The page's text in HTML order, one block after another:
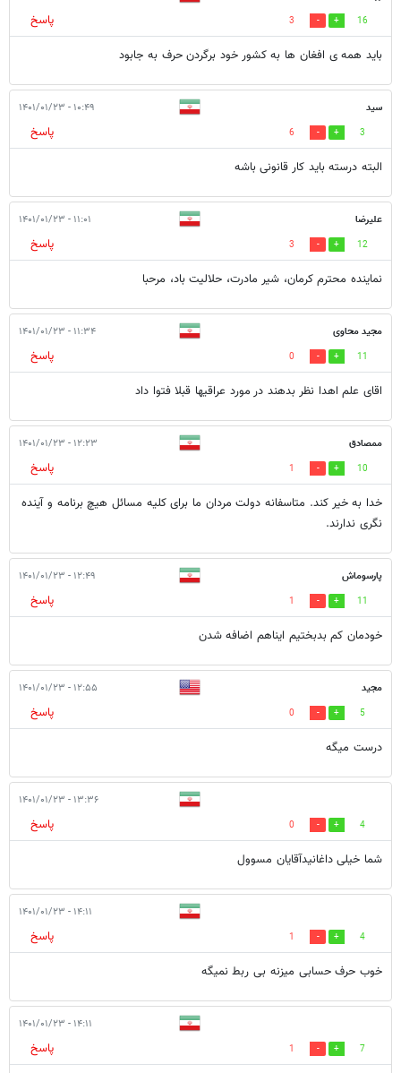
16
3
پاسخ
باید همه ی افغان ها به کشور خود برگردن حرف به جابود
سید ۱۰:۴۹ - ۱۴۰۱/۰۱/۲۳
3
6
پاسخ
البته درسته باید کار قانونی باشه
علیرضا ۱۱:۰۱ - ۱۴۰۱/۰۱/۲۳
12
3
پاسخ
نماینده محترم کرمان، شیر مادرت، حلالیت باد، مرحبا
مجید محاوی ۱۱:۳۴ - ۱۴۰۱/۰۱/۲۳
11
0
پاسخ
اقای علم اهدا نظر بدهند در مورد عراقیها قبلا فتوا داد
ممصادق ۱۲:۲۳ - ۱۴۰۱/۰۱/۲۳
10
1
پاسخ
خدا به خیر کند. متاسفانه دولت مردان ما برای کلیه مسائل هیچ برنامه و آینده
نگری ندارند.
پارسوماش ۱۲:۴۹ - ۱۴۰۱/۰۱/۲۳
11
1
پاسخ
خودمان کم بدبختیم ایناهم اضافه شدن
مجید ۱۲:۵۵ - ۱۴۰۱/۰۱/۲۳
5
0
پاسخ
درست میگه
۱۳:۳۶ - ۱۴۰۱/۰۱/۲۳
4
0
پاسخ
شما خیلی داغانیدآقایان مسوول
۱۴:۱۱ - ۱۴۰۱/۰۱/۲۳
4
1
پاسخ
خوب حرف حسابی میزنه بی ربط نمیگه
۱۴:۱۱ - ۱۴۰۱/۰۱/۲۳
7
1
پاسخ